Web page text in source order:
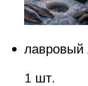
лавровый
1 шт.